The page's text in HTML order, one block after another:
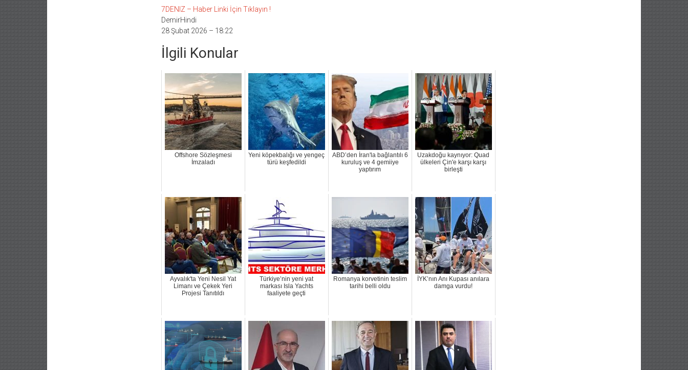
7DENIZ – Haber Linki İçin Tıklayın !
DemirHindi
28 Şubat 2026 – 18:22
İlgili Konular
Offshore Sözleşmesi
İmzaladı
Yeni köpekbalığı ve yengeç
türü keşfedildi
ABD’den İran'la bağlantılı 6
kuruluş ve 4 gemiiye
yaptırım
Uzakdoğu kaynıyor: Quad
ülkeleri Çin'e karşı karşı
birleşti
Ayvalık'ta Yeni Nesil Yat
Limanı ve Çekek Yeri
Projesi Tanıtıldı
Türkiye’nin yeni yat
markası Isla Yachts
faaliyete geçti
Romanya korvetinin teslim
tarihi belli oldu
İYK’nın Anı Kupası anılara
damga vurdu!